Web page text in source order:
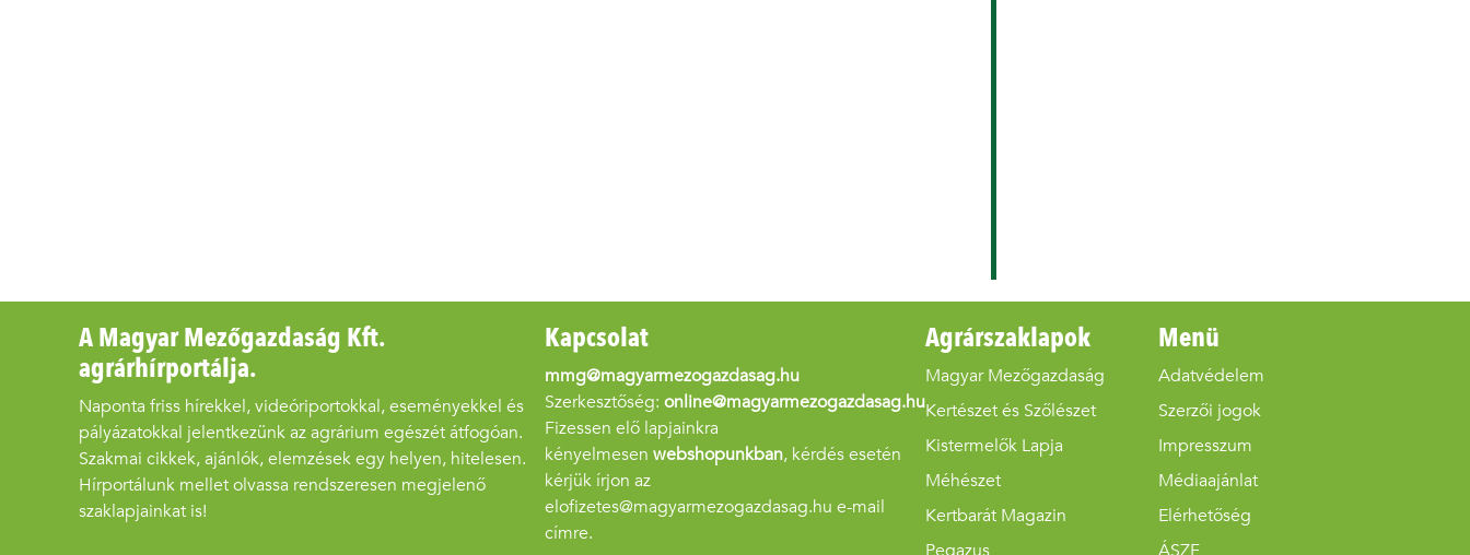
A Magyar Mezőgazdaság Kft.
agrárhírportálja.
Naponta friss hírekkel, videóriportokkal, eseményekkel és
pályázatokkal jelentkezünk az agrárium egészét átfogóan.
Szakmai cikkek, ajánlók, elemzések egy helyen, hitelesen.
Hírportálunk mellet olvassa rendszeresen megjelenő
szaklapjainkat is!
Kapcsolat
mmg@magyarmezogazdasag.hu
Szerkesztőség: online@magyarmezogazdasag.hu
Fizessen elő lapjainkra
kényelmesen webshopunkban, kérdés esetén
kérjük írjon az
elofizetes@magyarmezogazdasag.hu e-mail
címre.
Agrárszaklapok
Magyar Mezőgazdaság
Kertészet és Szőlészet
Kistermelők Lapja
Méhészet
Kertbarát Magazin
Pegazus
Menü
Adatvédelem
Szerzői jogok
Impresszum
Médiaajánlat
Elérhetőség
ÁSZF